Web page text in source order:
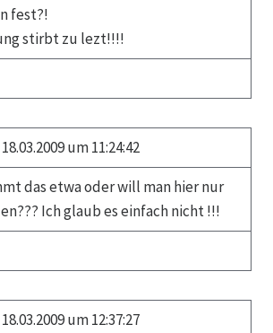
fest?!
stirbt zu lezt!!!!
um 11:24:42
das etwa oder will man hier nur
Ich glaub es einfach nicht !!!
um 12:37:27